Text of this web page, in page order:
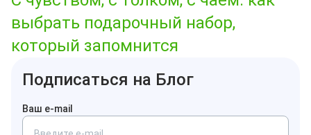
выбрать подарочный набор,
который запомнится
Подписаться на Блог
Ваш e-mail